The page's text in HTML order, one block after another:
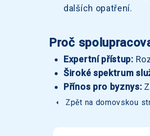
dalších opatření.
Proč
Expertní přístup:
Široké spektrum
Přínos pro byznys:
arrow_left Zpět na domovskou